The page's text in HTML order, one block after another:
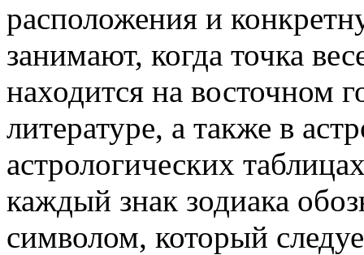
расположения и
занимают, когда точка
находится на восточном
литературе, а также в
астрологических
каждый знак зодиака
символом, который